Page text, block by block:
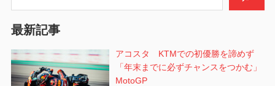
ン
最新記事
アコスタ KTMでの初優勝を諦めず
「年末までに必ずチャンスをつかむ」
MotoGP